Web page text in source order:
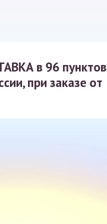
в 96 пунктов
при заказе от